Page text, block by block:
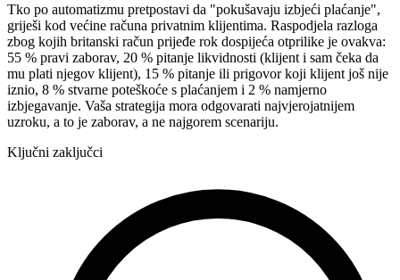
Tko po automatizmu pretpostavi da "pokušavaju izbjeći plaćanje",
griješi kod većine računa privatnim klijentima. Raspodjela razloga
zbog kojih britanski račun prijeđe rok dospijeća otprilike je ovakva:
55 % pravi zaborav, 20 % pitanje likvidnosti (klijent i sam čeka da
mu plati njegov klijent), 15 % pitanje ili prigovor koji klijent još nije
iznio, 8 % stvarne poteškoće s plaćanjem i 2 % namjerno
izbjegavanje. Vaša strategija mora odgovarati najvjerojatnijem
uzroku, a to je zaborav, a ne najgorem scenariju.
Ključni zaključci